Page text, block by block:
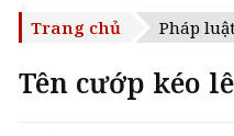
Trang chủ Pháp
Tên cướp kéo